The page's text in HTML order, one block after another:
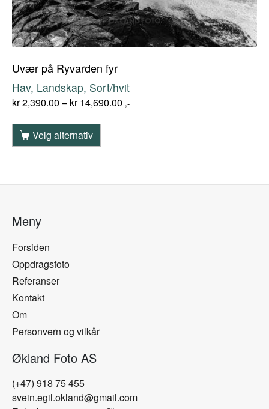
Uvær på Ryvarden fyr
Hav, Landskap, Sort/hvit
kr2,390.00 – kr14,690.00 ,-
Velg alternativ
Meny
Forsiden
Oppdragsfoto
Referanser
Kontakt
Om
Personvern og vilkår
Økland Foto AS
(+47) 918 75 455
svein.egil.okland@gmail.com